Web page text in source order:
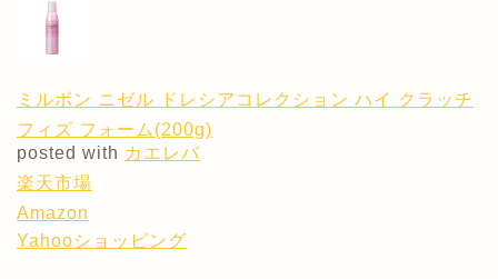
ミルボン ニゼル ドレシアコレクション ハイ クラッチ
フィズ フォーム(200g)
posted with カエレバ
楽天市場
Amazon
Yahooショッピング